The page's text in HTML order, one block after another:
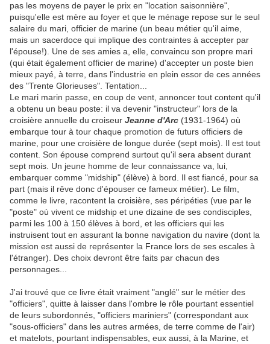
pas les moyens de payer le prix en "location saisonnière",
puisqu'elle est mère au foyer et que le ménage repose sur le seul
salaire du mari, officier de marine (un beau métier qu'il aime,
mais un sacerdoce qui implique des contraintes à accepter par
l'épouse!). Une de ses amies a, elle, convaincu son propre mari
(qui était également officier de marine) d'accepter un poste bien
mieux payé, à terre, dans l'industrie en plein essor de ces années
des "Trente Glorieuses". Tentation...
Le mari marin passe, en coup de vent, annoncer tout content qu'il
a obtenu un beau poste: il va devenir "instructeur" lors de la
croisière annuelle du croiseur Jeanne d'Arc (1931-1964) où
embarque tour à tour chaque promotion de futurs officiers de
marine, pour une croisière de longue durée (sept mois). Il est tout
content. Son épouse comprend surtout qu'il sera absent durant
sept mois. Un jeune homme de leur connaissance va, lui,
embarquer comme "midship" (élève) à bord. Il est fiancé, pour sa
part (mais il rêve donc d'épouser ce fameux métier). Le film,
comme le livre, racontent la croisière, ses péripéties (vue par le
"poste" où vivent ce midship et une dizaine de ses condisciples,
parmi les 100 à 150 élèves à bord, et les officiers qui les
instruisent tout en assurant la bonne navigation du navire (dont la
mission est aussi de représenter la France lors de ses escales à
l'étranger). Des choix devront être faits par chacun des
personnages...
J'ai trouvé que ce livre était vraiment "anglé" sur le métier des
"officiers", quitte à laisser dans l'ombre le rôle pourtant essentiel
de leurs subordonnés, "officiers mariniers" (correspondant aux
"sous-officiers" dans les autres armées, de terre comme de l'air)
et matelots, pourtant indispensables, eux aussi, à la Marine, et